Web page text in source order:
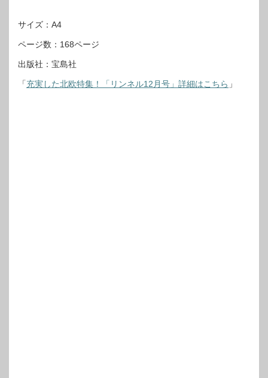
サイズ：A4
ページ数：168ページ
出版社：宝島社
「充実した北欧特集！「リンネル12月号」詳細はこちら 」